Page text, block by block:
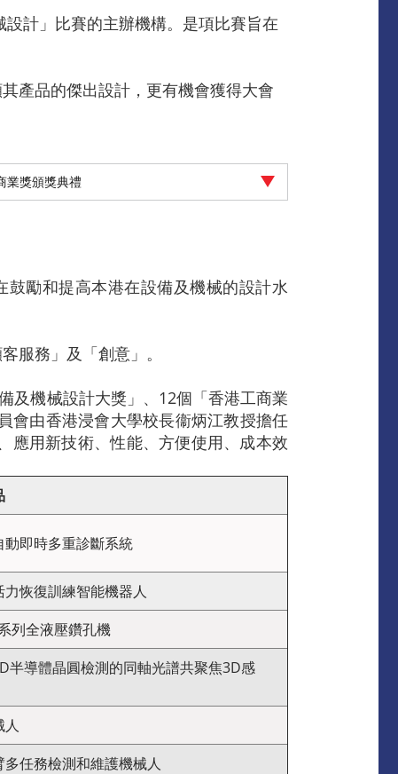
計」比賽的主辦機構。是項比賽旨在
產品的傑出設計，更有機會獲得大會
業獎頒獎典禮
勵和提高本港在設備及機械的設計水
服務」及「創意」。
及機械設計大獎」、12個「香港工商業
會由香港浸會大學校長衞炳江教授擔任
應用新技術、性能、方便使用、成本效
動即時多重診斷系統
力恢復訓練智能機器人
列全液壓鑽孔機
半導體晶圓檢測的同軸光譜共聚焦3D感
人
多任務檢測和維護機械人